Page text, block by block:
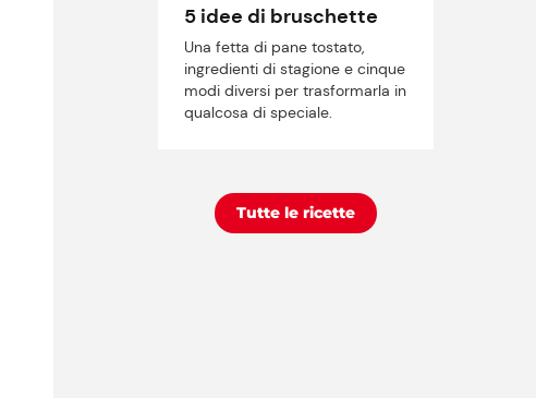
5 idee di bruschette
Una fetta di pane tostato,
ingredienti di stagione e cinque
modi diversi per trasformarla in
qualcosa di speciale.
Tutte le ricette